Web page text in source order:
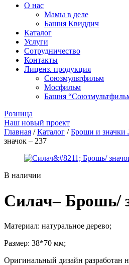
О нас
Мамы в деле
Башня Квиддич
Каталог
Услуги
Сотрудничество
Контакты
Лиценз. продукция
Союзмультфильм
Мосфильм
Башня
Розница
Наш новый проект
Главная /Каталог /Броши и значки
значок – 237
В наличии
Силач– Брошь/
Материал: натуральное дерево;
Размер: 38*70 мм;
Оригинальный дизайн разработан